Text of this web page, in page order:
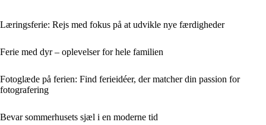
Læringsferie: Rejs med fokus på at udvikle nye færdigheder
Ferie med dyr – oplevelser for hele familien
Fotoglæde på ferien: Find ferieidéer, der matcher din passion for
fotografering
Bevar sommerhusets sjæl i en moderne tid